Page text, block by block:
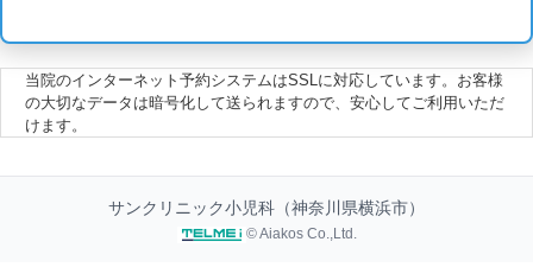
当院のインターネット予約システムはSSLに対応しています。お客様
の大切なデータは暗号化して送られますので、安心してご利用いただ
けます。
サンクリニック小児科（神奈川県横浜市）
© Aiakos Co.,Ltd.